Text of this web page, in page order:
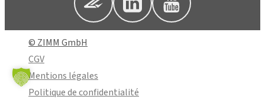
© ZIMM GmbH
CGV
Mentions légales
Politique de confidentialité